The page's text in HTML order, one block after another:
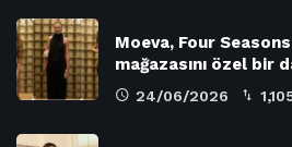
Moeva, Four
mağazasını özel bir
24/06/2026